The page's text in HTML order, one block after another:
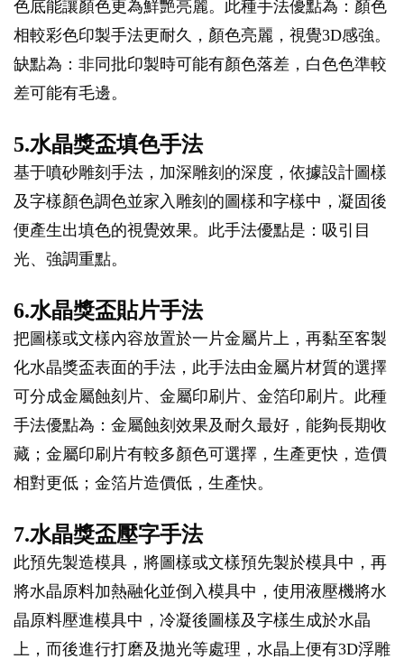
色底能讓顏色更為鮮艷亮麗。此種手法優點為：顏色
相較彩色印製手法更耐久，顏色亮麗，視覺3D感強。
缺點為：非同批印製時可能有顏色落差，白色色準較
差可能有毛邊。
5.水晶獎盃填色手法
基于噴砂雕刻手法，加深雕刻的深度，依據設計圖樣
及字樣顏色調色並家入雕刻的圖樣和字樣中，凝固後
便產生出填色的視覺效果。此手法優點是：吸引目
光、強調重點。
6.水晶獎盃貼片手法
把圖樣或文樣內容放置於一片金屬片上，再黏至客製
化水晶獎盃表面的手法，此手法由金屬片材質的選擇
可分成金屬蝕刻片、金屬印刷片、金箔印刷片。此種
手法優點為：金屬蝕刻效果及耐久最好，能夠長期收
藏；金屬印刷片有較多顏色可選擇，生產更快，造價
相對更低；金箔片造價低，生產快。
7.水晶獎盃壓字手法
此預先製造模具，將圖樣或文樣預先製於模具中，再
將水晶原料加熱融化並倒入模具中，使用液壓機將水
晶原料壓進模具中，冷凝後圖樣及字樣生成於水晶
上，而後進行打磨及拋光等處理，水晶上便有3D浮雕